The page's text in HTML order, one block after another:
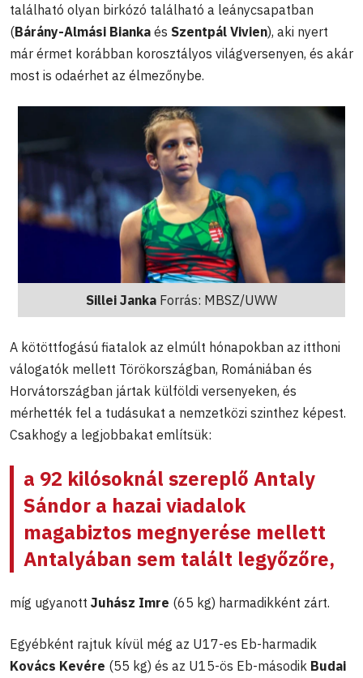
található olyan birkózó található a leánycsapatban
(Bárány-Almási Bianka és Szentpál Vivien), aki nyert
már érmet korábban korosztályos világversenyen, és akár
most is odaérhet az élmezőnybe.
Sillei Janka Forrás: MBSZ/UWW
A kötöttfogású fiatalok az elmúlt hónapokban az itthoni
válogatók mellett Törökországban, Romániában és
Horvátországban jártak külföldi versenyeken, és
mérhették fel a tudásukat a nemzetközi szinthez képest.
Csakhogy a legjobbakat említsük:
a 92 kilósoknál szereplő Antaly
Sándor a hazai viadalok
magabiztos megnyerése mellett
Antalyában sem talált legyőzőre,
míg ugyanott Juhász Imre (65 kg) harmadikként zárt.
Egyébként rajtuk kívül még az U17-es Eb-harmadik
Kovács Kevére (55 kg) és az U15-ös Eb-második Budai